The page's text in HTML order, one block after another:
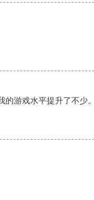
游戏水平提升了不少。